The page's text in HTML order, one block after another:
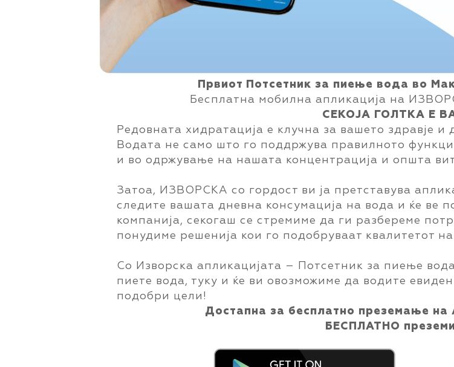
Првиот Потсетник за пиење вода во
Бесплатна мобилна апликација на
СЕКОЈА ГОЛТКА Е
Редовната хидратација е клучна за вашето здравје и
Водата не само што го поддржува правилното
и во одржување на нашата концентрација и општа
Затоа, ИЗВОРСКА со гордост ви ја претставува
следите вашата дневна консумација на вода и ќе ве
компанија, секогаш се стремиме да ги разбереме
понудиме решенија кои го подобруваат квалитетот
Со Изворска апликацијата – Потсетник за пиење
пиете вода, туку и ќе ви овозможиме да водите
подобри цели!
Достапна за бесплатно преземање
БЕСПЛАТНО